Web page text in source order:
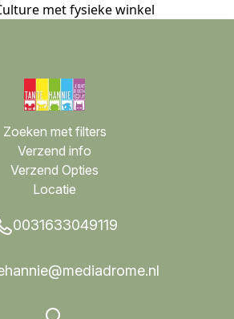
met fysieke winkel
Zoeken met filters
Verzend info
Verzend Opties
Locatie
0031633049119